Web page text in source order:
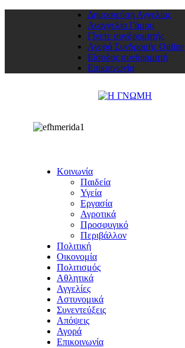
Δημοσιεύση Αγγελίας
Αναγγελία Γάμου
Γίνετε συνδρομητής
Αγορά Συνδρομής Online
Είσοδος συνδρομητή
Επικοινωνία
Κοινωνία
Παιδεία
Υγεία
Εργασία
Αγροτικά
Προσφυγικό
Περιβάλλον
Πολιτική
Οικονομία
Πολιτισμός
Αθλητικά
Αγγελίες
Αστυνομικά
Συνεντεύξεις
Απόψεις
Αγορά
Επικοινωνία